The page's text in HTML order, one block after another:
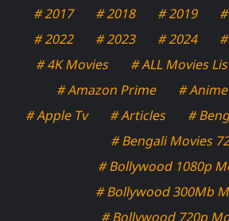
# 2017
# 2018 # 2019
# 2022
# 2023 # 2024
# 4K Movies
# ALL Movies
# Amazon Prime
# Anime
# Apple Tv
# Articles
#
# Bengali Movies
# Bollywood 1080p
# Bollywood 300Mb
# Bollywood 720p